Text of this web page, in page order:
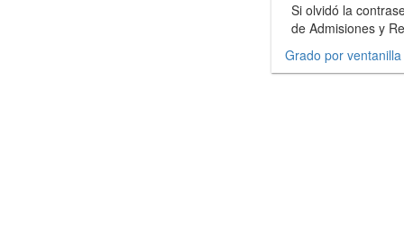
Si olvidó la
de Admisiones y
Grado por